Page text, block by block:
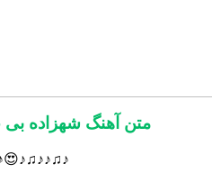
متن آهنگ شهزاده بی